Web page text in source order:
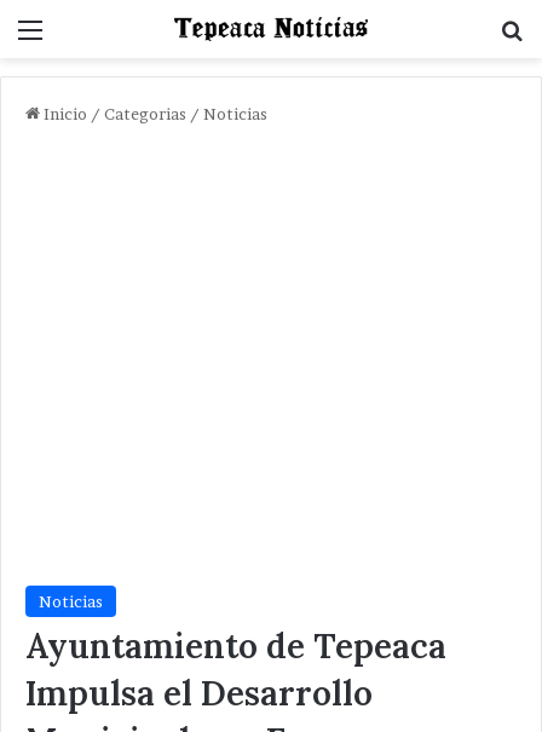
Menu
Inicio / Categorias / Noticias
Noticias
Ayuntamiento de Tepeaca
Impulsa el Desarrollo